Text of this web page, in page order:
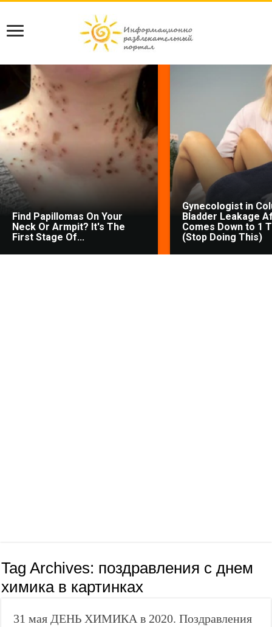
Find Papillomas On Your
Neck Or Armpit? It's The
First Stage Of...
Gynecologist in
Bladder Leakage
Comes Down to 1
(Stop Doing This)
Tag Archives: поздравления с днем
химика в картинках
31 мая ДЕНЬ ХИМИКА в 2020. Поздравления